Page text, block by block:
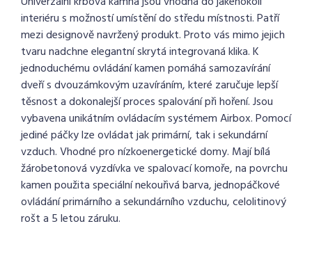
interiéru s možností umístění do středu místnosti. Patří
mezi designově navržený produkt. Proto vás mimo jejich
tvaru nadchne elegantní skrytá integrovaná klika. K
jednoduchému ovládání kamen pomáhá samozavírání
dveří s dvouzámkovým uzavíráním, které zaručuje lepší
těsnost a dokonalejší proces spalování při hoření. Jsou
vybavena unikátním ovládacím systémem Airbox. Pomocí
jediné páčky lze ovládat jak primární, tak i sekundární
vzduch. Vhodné pro nízkoenergetické domy. Mají bílá
žárobetonová vyzdívka ve spalovací komoře, na povrchu
kamen použita speciální nekouřivá barva, jednopáčkové
ovládání primárního a sekundárního vzduchu, celolitinový
rošt a 5 letou záruku.